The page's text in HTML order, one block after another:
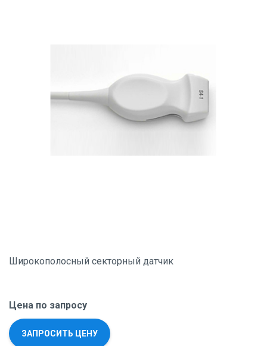
Широкополосный секторный датчик
Цена по запросу
ЗАПРОСИТЬ ЦЕНУ